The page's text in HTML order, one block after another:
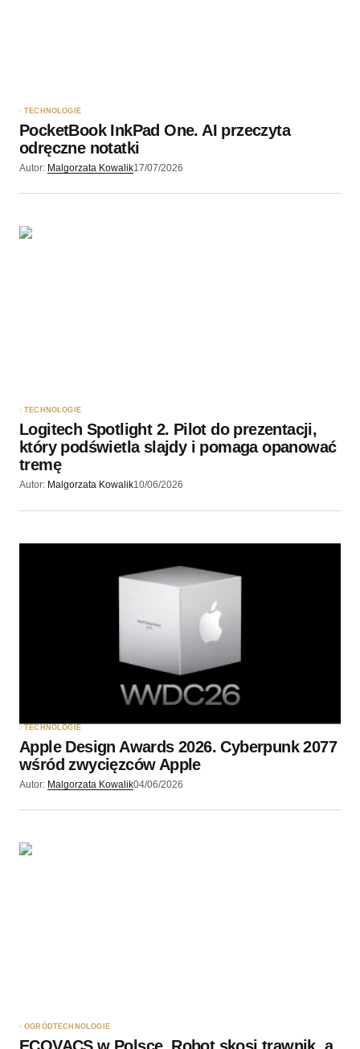
Wyślij komentarz
TECHNOLOGIE
PocketBook InkPad One. AI przeczyta
odręczne notatki
Autor: Malgorzata Kowalik17/07/2026
TECHNOLOGIE
Logitech Spotlight 2. Pilot do prezentacji,
który podświetla slajdy i pomaga opanować
tremę
Autor: Malgorzata Kowalik10/06/2026
TECHNOLOGIE
Apple Design Awards 2026. Cyberpunk 2077
wśród zwycięzców Apple
Autor: Malgorzata Kowalik04/06/2026
OGRÓDTECHNOLOGIE